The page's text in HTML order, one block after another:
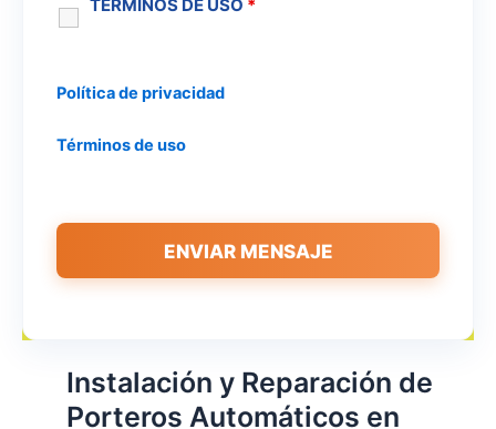
TÉRMINOS DE USO *
Política de privacidad
Términos de uso
Instalación y Reparación de
Porteros Automáticos en